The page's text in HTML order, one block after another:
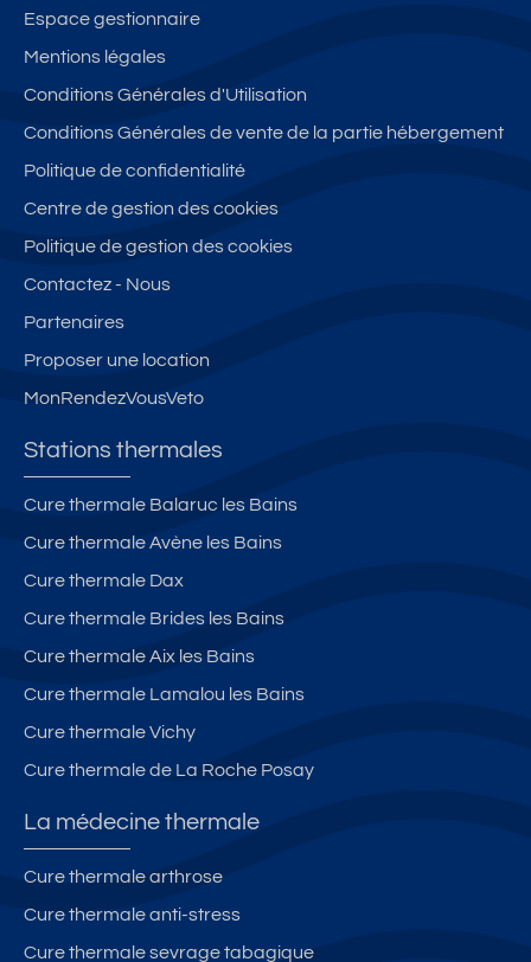
Espace gestionnaire
Mentions légales
Conditions Générales d'Utilisation
Conditions Générales de vente de la partie hébergement
Politique de confidentialité
Centre de gestion des cookies
Politique de gestion des cookies
Contactez - Nous
Partenaires
Proposer une location
MonRendezVousVeto
Stations thermales
Cure thermale Balaruc les Bains
Cure thermale Avène les Bains
Cure thermale Dax
Cure thermale Brides les Bains
Cure thermale Aix les Bains
Cure thermale Lamalou les Bains
Cure thermale Vichy
Cure thermale de La Roche Posay
La médecine thermale
Cure thermale arthrose
Cure thermale anti-stress
Cure thermale sevrage tabagique